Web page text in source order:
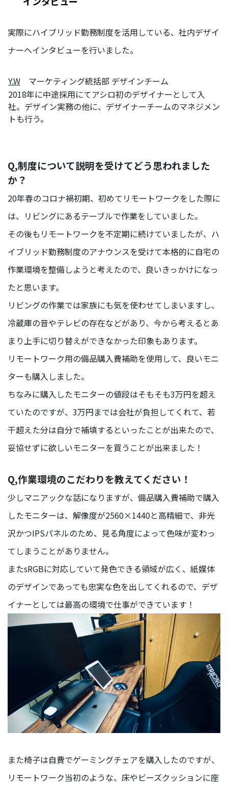
ン
ス
テ
ビ
リ
INFO
お知らせ
#TAG
デ
ザ
ナ
ー
カ
タ
マ
ー
サ
セ
ス
エ
ニ
ア
営
部
事
イ
タ
ビ
ュ
バ
ー
ケ
ィ
実際にハイブリッド勤務制度を活用している、社内デザイ
ナーへインタビューを行いました。
Y.W マーケティング統括部 デザインチーム
2018年に中途採用にてアシロ初のデザイナーとして入
社。デザイン実務の他に、デザイナーチームのマネジメン
トも行う。
Q,制度について説明を受けてどう思われました
か？
20年春のコロナ禍初期、初めてリモートワークをした際に
は、リビングにあるテーブルで作業をしていました。
その後もリモートワークを不定期に続けていましたが、ハ
イブリッド勤務制度のアナウンスを受けて本格的に自宅の
作業環境を整備しようと考えたので、良いきっかけになっ
たと思います。
リビングの作業では家族にも気を使わせてしまいますし、
冷蔵庫の音やテレビの存在などがあり、今から考えるとあ
まり上手に切り替えができなかった印象もあります。
リモートワーク用の備品購入費補助を使用して、良いモニ
ターも購入しました。
ちなみに購入したモニターの値段はそもそも3万円を超え
ていたのですが、3万円までは会社が負担してくれて、若
干超えた分は自分で補填するといったことが出来たので、
妥協せずに欲しいモニターを買うことが出来ました！
Q,作業環境のこだわりを教えてください！
少しマニアックな話になりますが、備品購入費補助で購入
したモニターは、解像度が2560×1440と高精細で、非光
沢かつIPSパネルのため、見る角度によって色味が変わっ
てしまうことがありません。
またsRGBに対応していて発色できる領域が広く、紙媒体
のデザインであっても忠実な色を出してくれるので、デザ
イナーとしては最高の環境で仕事ができています！
また椅子は自費でゲーミングチェアを購入したのですが、
リモートワーク当初のような、床やビーズクッションに座